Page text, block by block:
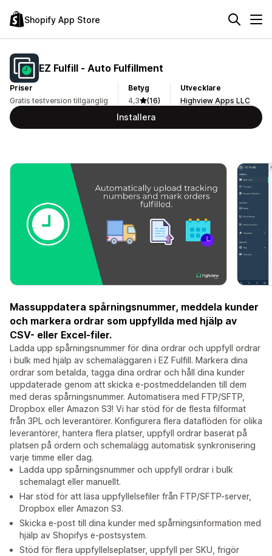
Shopify App Store
EZ Fulfill ‑ Auto Fulfillment
Priser
Gratis testversion tillgänglig
Betyg
4,3
(16)
Utvecklare
Highview Apps LLC
Installera
Massuppdatera spårningsnummer, meddela kunder
och markera ordrar som uppfyllda med hjälp av
CSV- eller Excel-filer.
Ladda upp spårningsnummer för dina ordrar och uppfyll ordrar
i bulk med hjälp av schemaläggaren i EZ Fulfill. Markera dina
ordrar som betalda, tagga dina ordrar och håll dina kunder
uppdaterade genom att skicka e-postmeddelanden till dem
med deras spårningsnummer. Automatisera med FTP/SFTP,
Dropbox eller Amazon S3! Vi har stöd för de flesta filformat
från 3PL och leverantörer. Konfigurera flera dataflöden för olika
leverantörer, hantera flera platser, uppfyll ordrar baserat på
platsen på ordern och schemalägg automatisk synkronisering
varje timme eller dag.
Ladda upp spårningsnummer och uppfyll ordrar i bulk
schemalagt eller manuellt.
Har stöd för att läsa uppfyllelsefiler från FTP/SFTP-server,
Dropbox eller Amazon S3.
Skicka e-post till dina kunder med spårningsinformation med
hjälp av Shopifys e-postsystem.
Stöd för flera uppfyllelseplatser, uppfyll per SKU, frigör